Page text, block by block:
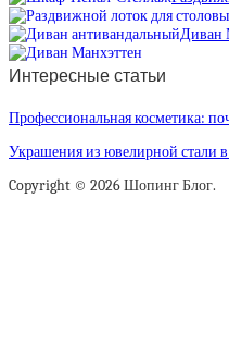
Диван
Интересные статьи
Профессиональная косметика:
Украшения из ювелирной стали
Copyright © 2026 Шопинг Блог.